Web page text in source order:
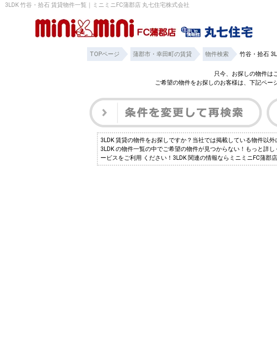
3LDK 竹谷・拾石 賃貸物件一覧｜ミニミニFC蒲郡店 丸七住宅株式会社
TOPページ 蒲郡市・幸田町の賃貸 物件検索 竹谷・拾石
只今、お探しの物件は
ご希望の物件をお探しのお客様は、下記ペー
3LDK 賃貸の物件をお探しですか？当社では掲載している物件以
3LDK の物件一覧の中でご希望の物件が見つからない！もっと詳
ービスをご利用 ください！3LDK 関連の情報ならミニミニFC蒲郡